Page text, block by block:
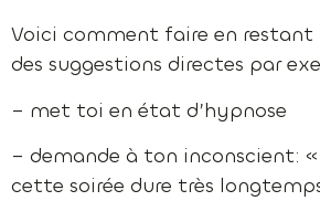
Voici comment faire en restant
des suggestions directes par
– met toi en état d’hypnose
– demande à ton inconscient:
cette soirée dure très